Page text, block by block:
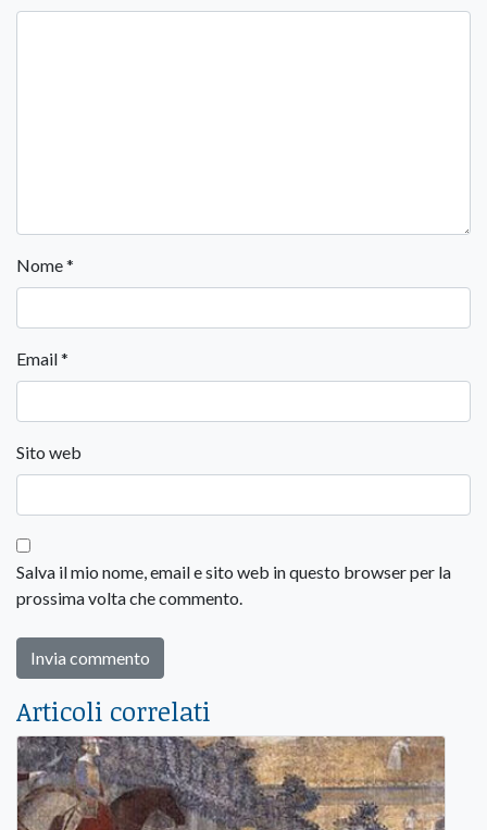
Nome*
Email*
Sito web
Salva il mio nome, email e sito web in questo browser per la
prossima volta che commento.
Articoli correlati